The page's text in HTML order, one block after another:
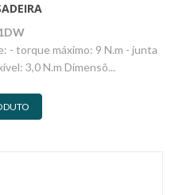
- torque máximo: 9 N.m - junta
3,0 N.m Dimensõ...